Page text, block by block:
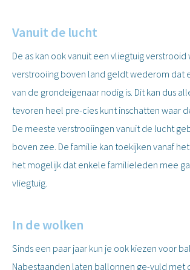
Vanuit de lucht
De as kan ook vanuit een vliegtuig
verstrooiing boven land geldt wederom dat
van de grondeigenaar nodig is. Dit kan dus
tevoren heel pre-cies kunt inschatten waar
De meeste verstrooiingen vanuit de lucht
boven zee. De familie kan toekijken vanaf
het mogelijk dat enkele familieleden mee
vliegtuig.
In de wolken
Sinds een paar jaar kun je ook kiezen voor
Nabestaanden laten ballonnen ge-vuld met